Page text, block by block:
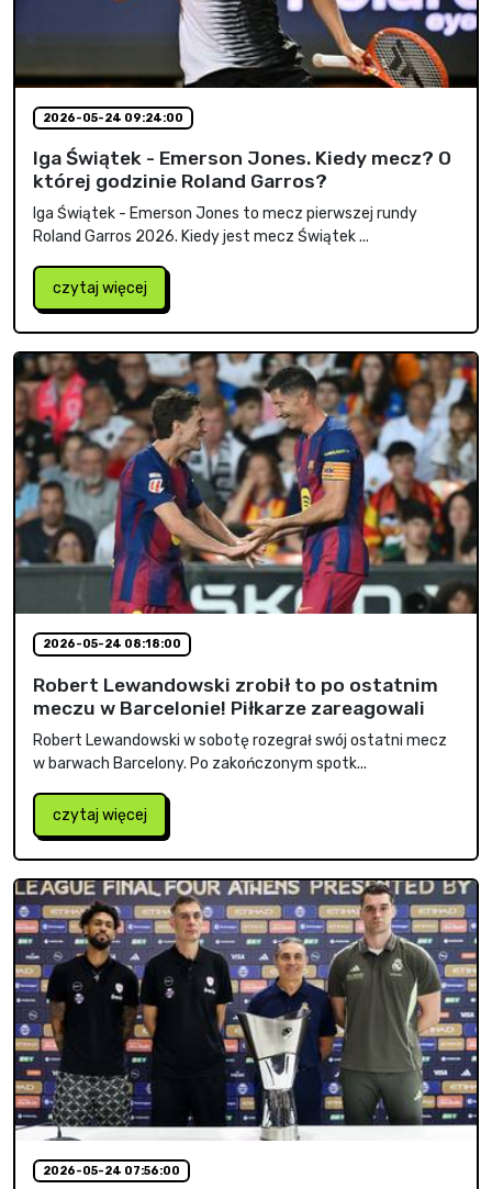
2026-05-24 09:24:00
Iga Świątek - Emerson Jones. Kiedy mecz? O
której godzinie Roland Garros?
Iga Świątek - Emerson Jones to mecz pierwszej rundy
Roland Garros 2026. Kiedy jest mecz Świątek ...
czytaj więcej
2026-05-24 08:18:00
Robert Lewandowski zrobił to po ostatnim
meczu w Barcelonie! Piłkarze zareagowali
Robert Lewandowski w sobotę rozegrał swój ostatni mecz
w barwach Barcelony. Po zakończonym spotk...
czytaj więcej
2026-05-24 07:56:00